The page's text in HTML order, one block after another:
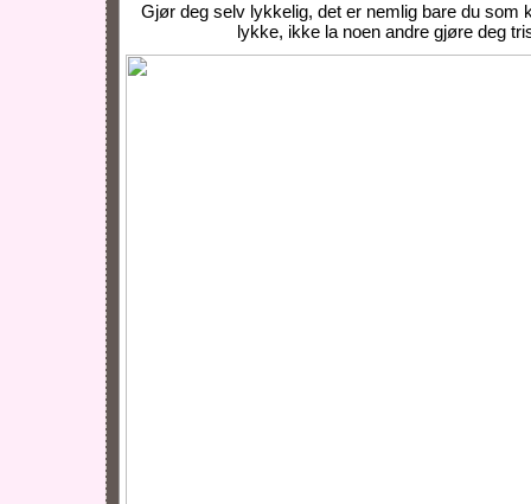
Gjør deg selv lykkelig, det er nemlig bare du som
lykke, ikke la noen andre gjøre deg